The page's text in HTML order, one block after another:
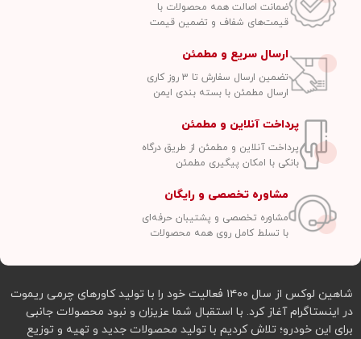
ضمانت اصالت همه محصولات با
قیمت‌های شفاف و تضمین قیمت
ارسال سریع و مطمئن
تضمین ارسال سفارش تا ۳ روز کاری
ارسال مطمئن با بسته بندی ایمن
پرداخت آنلاین و مطمئن
پرداخت آنلاین و مطمئن از طریق درگاه
بانکی با امکان پیگیری مطمئن
مشاوره تخصصی و رایگان
مشاوره تخصصی و پشتیبان حرفه‌ای
با تسلط کامل روی همه محصولات
شاهین لوکس از سال ۱۴۰۰ فعالیت خود را با تولید کاورهای چرمی ریموت
در اینستاگرام آغاز کرد. با استقبال شما عزیزان و نبود محصولات جانبی
برای این خودرو؛ تلاش کردیم با تولید محصولات جدید و تهیه و توزیع